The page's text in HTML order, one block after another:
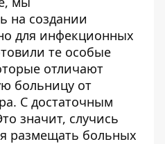
на создании
для инфекционных
те особые
отличают
больницу от
С достаточным
значит, случись
размещать больных